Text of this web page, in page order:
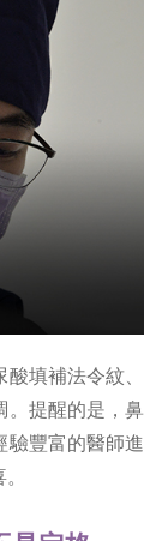
填補法令紋、
。提醒的是，鼻
驗豐富的醫師進